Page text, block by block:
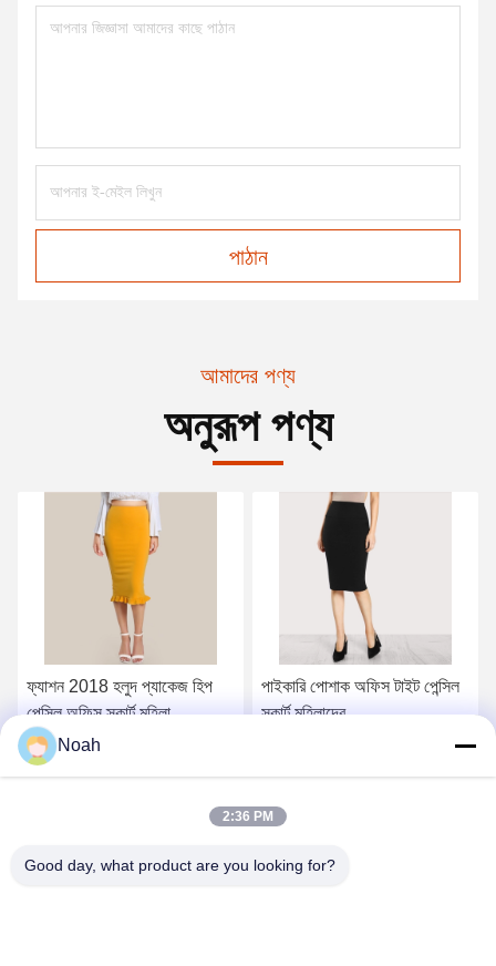
পাঠান
আমাদের পণ্য
অনুরূপ পণ্য
ফ্যাশন 2018 হলুদ প্যাকেজ হিপ
পেন্সিল অফিস স্কার্ট মহিলা
পাইকারি পোশাক অফিস টাইট পেন্সিল
স্কার্ট মহিলাদের
Noah
2:36 PM
Good day, what product are you looking for?